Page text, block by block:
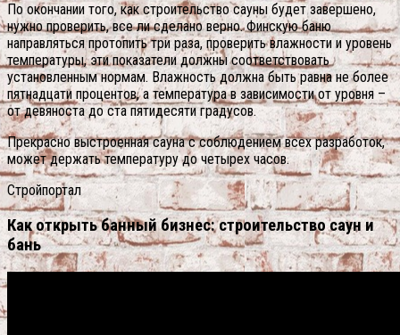
По окончании того, как строительство сауны будет завершено,
нужно проверить, все ли сделано верно. Финскую баню
направляться протопить три раза, проверить влажности и уровень
температуры, эти показатели должны соответствовать
установленным нормам. Влажность должна быть равна не более
пятнадцати процентов, а температура в зависимости от уровня –
от девяноста до ста пятидесяти градусов.
Прекрасно выстроенная сауна с соблюдением всех разработок,
может держать температуру до четырех часов.
Стройпортал
Как открыть банный бизнес: строительство саун и
бань